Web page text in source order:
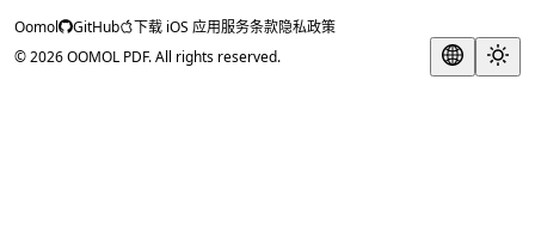
Oomol GitHub 下载 iOS 应用服务条款隐私政策
© 2026 OOMOL PDF. All rights reserved.